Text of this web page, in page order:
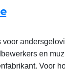
en
Voor